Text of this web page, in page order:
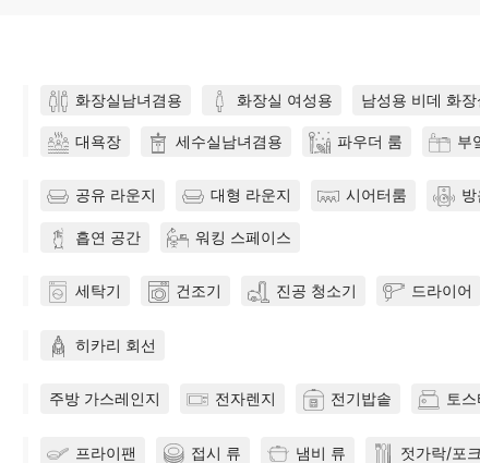
화장실남녀겸용 화장실 여성용 남성용 비데 화
대욕장 세수실남녀겸용 파우더 룸 부
공유 라운지 대형 라운지 시어터룸 방
흡연 공간 워킹 스페이스
세탁기 건조기 진공 청소기 드라이어
히카리 회선
주방 가스레인지 전자렌지 전기밥솥 토스
프라이팬 접시 류 냄비 류 젓가락/포